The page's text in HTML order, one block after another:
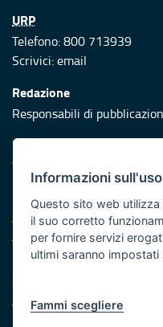
URP
Telefono: 800 713939
Scrivici:email
Redazione
Responsabili di
Protezione civile
Vai al sito di Protezione
Iniziativa finanziata con
Asse XI
Note legali
Cookie e privacy
Atti di notifica
Informazioni
Questo sito web
il suo corretto
per fornire servizi
ultimi saranno
Fammi scegliere